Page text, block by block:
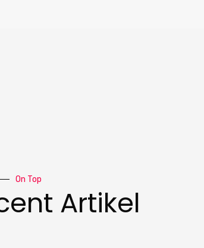
On Top
Artikel